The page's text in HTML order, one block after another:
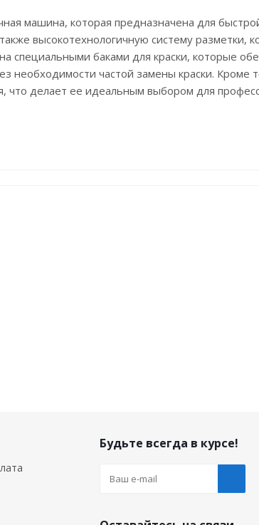
машина, которая предназначена для
высокотехнологичную систему разметки,
специальными баками для краски, которые
необходимости частой замены краски.
что делает ее идеальным выбором для
Будьте всегда в курсе!